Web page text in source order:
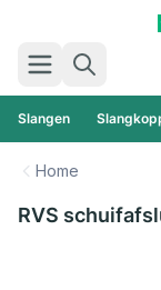
Zoek
Slangen
Home
RVS